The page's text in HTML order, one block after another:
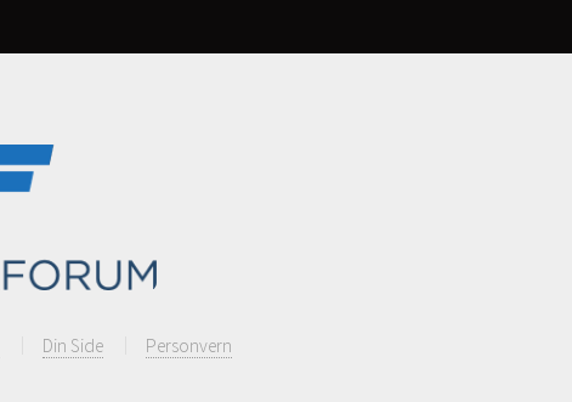
Din Side Personvern